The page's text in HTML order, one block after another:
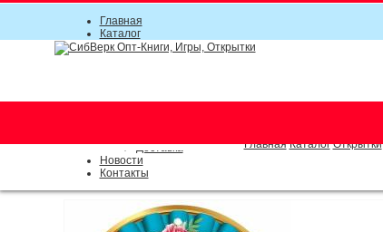
Главная
Каталог
Прайс-листы
Доставка
Новости
Контакты
Главная Каталог Открытки